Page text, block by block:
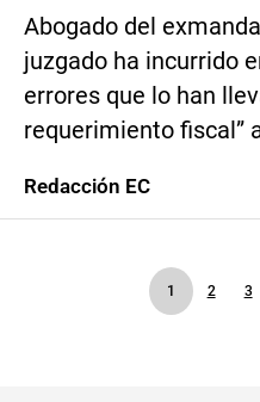
Abogado del
juzgado ha incurrido
errores que lo han
requerimiento fiscal”
Redacción EC
1 2 3